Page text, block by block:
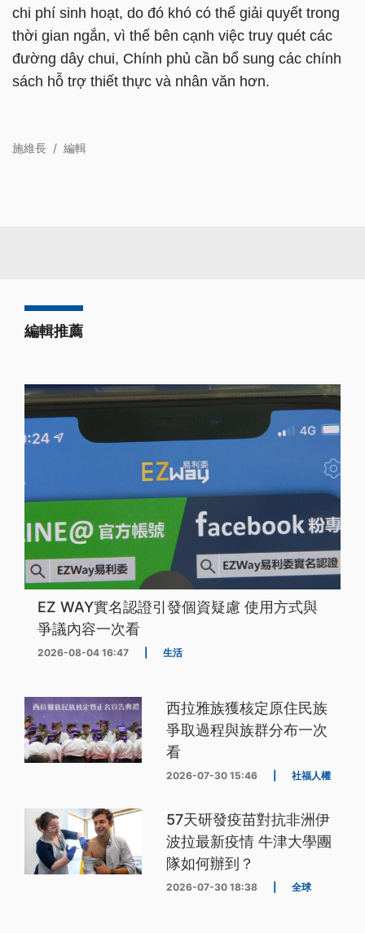
chi phí sinh hoạt, do đó khó có thể giải quyết trong
thời gian ngắn, vì thế bên cạnh việc truy quét các
đường dây chui, Chính phủ cần bổ sung các chính
sách hỗ trợ thiết thực và nhân văn hơn.
施維長 / 編輯
編輯推薦
EZ WAY實名認證引發個資疑慮 使用方式與
爭議內容一次看
2026-08-04 16:47 生活
西拉雅族獲核定原住民族
爭取過程與族群分布一次
看
2026-07-30 15:46 社福人權
57天研發疫苗對抗非洲伊
波拉最新疫情 牛津大學團
隊如何辦到？
2026-07-30 18:38 全球